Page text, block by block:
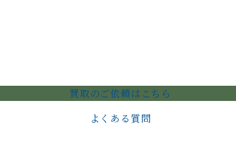
買取のご依頼はこちら
よくある質問